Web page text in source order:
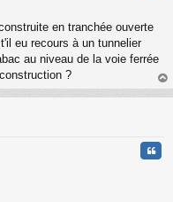
en tranchée ouverte
eu recours à un tunnelier
au niveau de la voie ferrée
?
au